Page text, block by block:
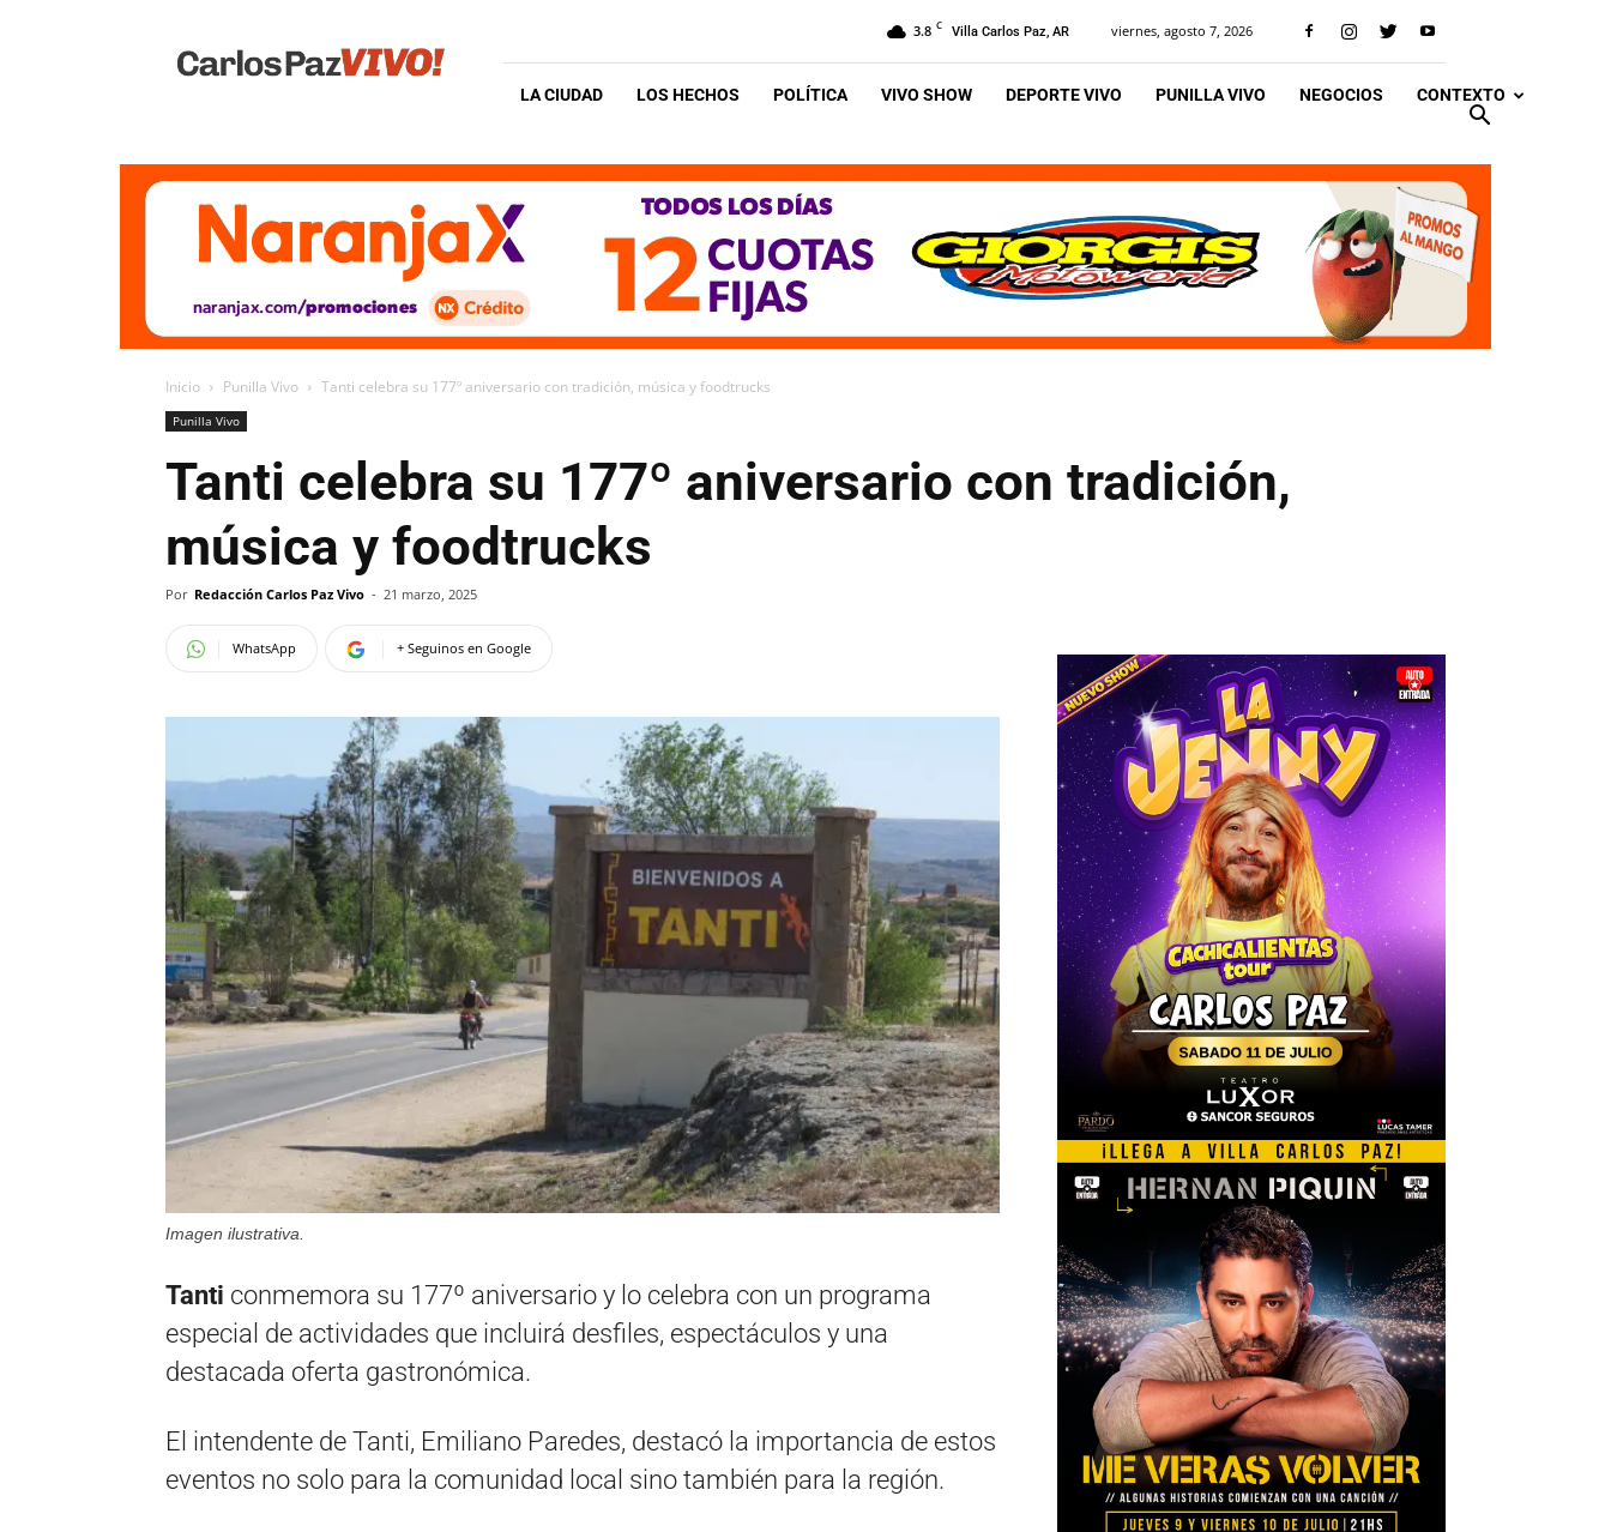
Vivo
3.8 C Villa Carlos Paz, AR viernes, agosto 7, 2026
LA CIUDAD LOS HECHOS POLÍTICA VIVO SHOW DEPORTE VIVO PUNILLA VIVO NEGOCIOS CONTEXTO
Inicio Punilla Vivo Tanti celebra su 177º aniversario con tradición, música y foodtrucks
Punilla Vivo
Tanti celebra su 177º aniversario con tradición,
música y foodtrucks
Por Redacción Carlos Paz Vivo - 21 marzo, 2025
WhatsApp + Seguinos en Google
Imagen ilustrativa.
Tanti conmemora su 177º aniversario y lo celebra con un programa
especial de actividades que incluirá desfiles, espectáculos y una
destacada oferta gastronómica.
El intendente de Tanti, Emiliano Paredes, destacó la importancia de estos
eventos no solo para la comunidad local sino también para la región.